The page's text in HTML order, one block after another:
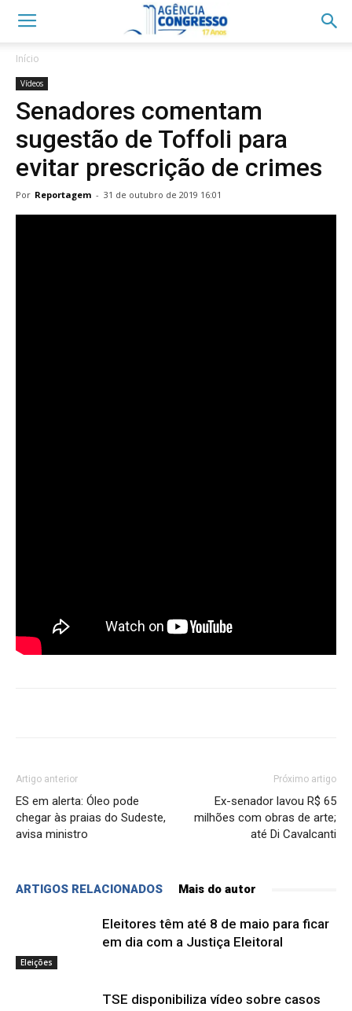
Início
Vídeos
Senadores comentam
sugestão de Toffoli para
evitar prescrição de crimes
Por Reportagem - 31 de outubro de 2019 16:01
Artigo anterior
ES em alerta: Óleo pode
chegar às praias do Sudeste,
avisa ministro
Próximo artigo
Ex-senador lavou R$ 65
milhões com obras de arte;
até Di Cavalcanti
ARTIGOS RELACIONADOS Mais do autor
Eleições
Eleitores têm até 8 de maio para ficar
em dia com a Justiça Eleitoral
TSE disponibiliza vídeo sobre casos